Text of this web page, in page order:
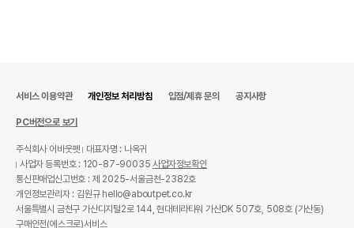
서비스 이용약관 개인정보 처리방침 입점/제휴 문의 공지사항
PC버전으로 보기
주식회사 어바웃펫
대표자명 : 나옥귀
사업자 등록번호 : 120-87-90035사업자정보확인
통신판매업신고번호 : 제 2025-서울금천-2382호
개인정보관리자 : 김원규 hello@aboutpet.co.kr
서울특별시 금천구 가산디지털2로 144, 현대테라타워 가산DK 507호, 508호 (가산동)
구매안전(에스크로)서비스